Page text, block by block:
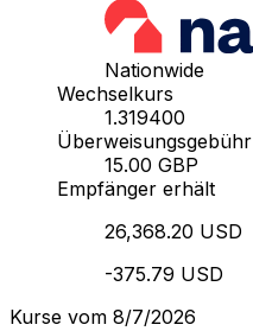
Nationwide
Wechselkurs
1.319400
Überweisungsgebühr
15.00 GBP
Empfänger erhält
26,368.20 USD
-375.79 USD
Kurse vom 8/7/2026